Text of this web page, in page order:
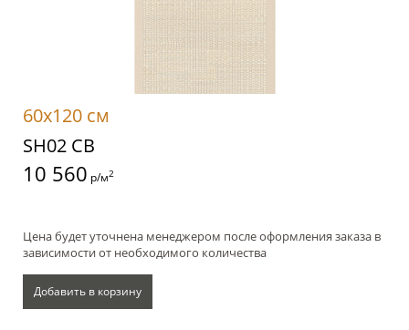
60x120 см
SH02 CB
10 560 р/м2
Цена будет уточнена менеджером после оформления заказа в
зависимости от необходимого количества
Добавить в корзину